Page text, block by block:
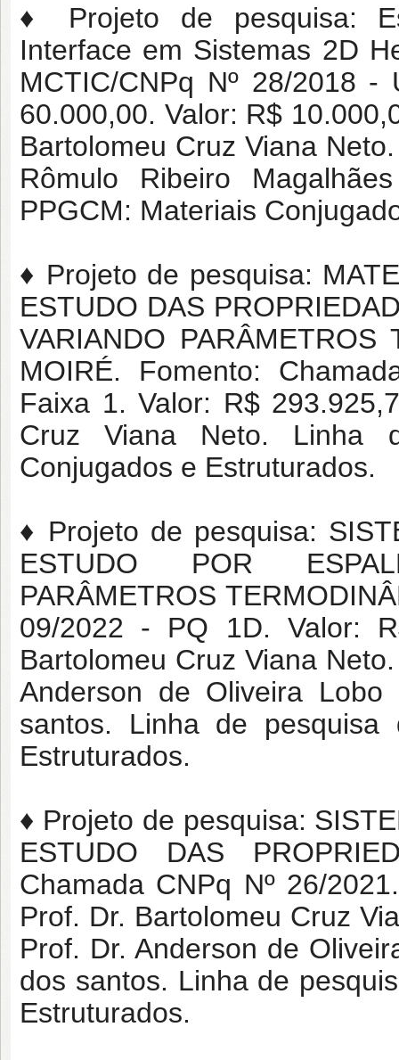
♦ Projeto de pesquisa:
Interface em Sistemas 2D
MCTIC/CNPq Nº 28/2018
60.000,00. Valor: R$
Bartolomeu Cruz Viana
Rômulo Ribeiro
PPGCM: Materiais
♦ Projeto de pesquisa:
ESTUDO DAS
VARIANDO
MOIRÉ. Fomento:
Faixa 1. Valor: R$
Cruz Viana Neto. Linha
Conjugados e Estruturados.
♦ Projeto de pesquisa:
ESTUDO POR
PARÂMETROS
09/2022 - PQ 1D. Valor:
Bartolomeu Cruz Viana
Anderson de Oliveira
santos. Linha de pesquisa
Estruturados.
♦ Projeto de pesquisa:
ESTUDO DAS
Chamada CNPq Nº 26/
Prof. Dr. Bartolomeu Cruz
Prof. Dr. Anderson de
dos santos. Linha de
Estruturados.